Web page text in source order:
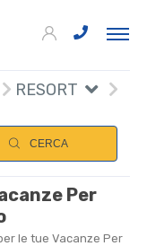
RESORT
CERCA
Per
le tue Vacanze Per